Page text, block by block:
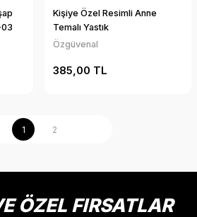
03
Kişiye Özel Resimli Anne
Temalı Yastık
Özgüvenal
385,00 TL
1 2
ÖZEL FIRSATLAR